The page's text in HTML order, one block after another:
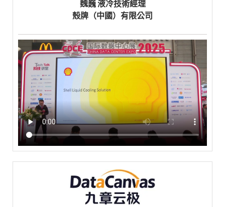
魏巍 液冷技術經理
殼牌（中國）有限公司